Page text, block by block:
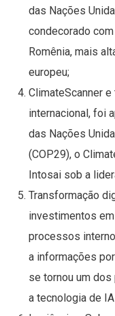
das Nações
condecorado
Romênia, mais
europeu;
ClimateScanner
internacional, foi
das Nações
(COP29), o
Intosai sob a
Transformação
investimentos
processos
a informações
se tornou um
a tecnologia de